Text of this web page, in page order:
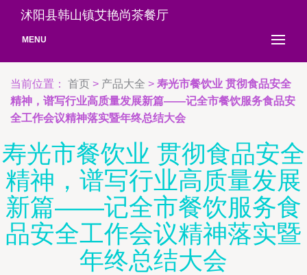
沭阳县韩山镇艾艳尚茶餐厅
MENU
当前位置： 首页 > 产品大全 > 寿光市餐饮业 贯彻食品安全
精神，谱写行业高质量发展新篇——记全市餐饮服务食品安
全工作会议精神落实暨年终总结大会
寿光市餐饮业 贯彻食品安全
精神，谱写行业高质量发展
新篇——记全市餐饮服务食
品安全工作会议精神落实暨
年终总结大会